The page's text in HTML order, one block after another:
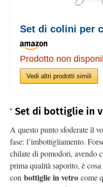
Set di colini per
Prodotto non
Vedi altri prodotti simili
Set di bottiglie in
A questo punto sfoderate il
fase: l’imbottigliamento.
chilate di pomodori, avendo
prima qualità saporito, è
con bottiglie in vetro come